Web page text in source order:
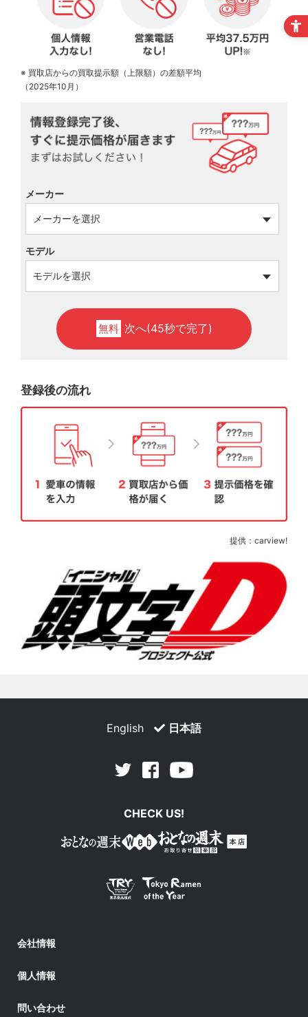
※ 買取店からの買取提示額（上限額）の差額平均
（2025年10月）
メーカー
モデル
無料 次へ(45秒で完了)
登録後の流れ
提供：carview!
English 日本語
Twitter Facebook
CHECK US!
会社情報
個人情報
問い合わせ